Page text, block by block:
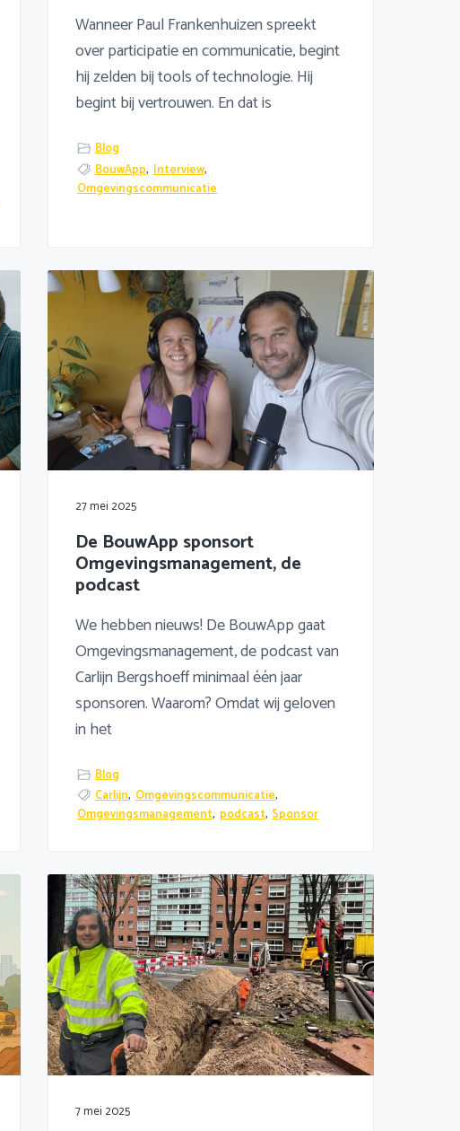
Wanneer Paul Frankenhuizen spreekt
over participatie en communicatie, begint
hij zelden bij tools of technologie. Hij
begint bij vertrouwen. En dat is
Blog
BouwApp, Interview,
Omgevingscommunicatie
27 mei 2025
De BouwApp sponsort
Omgevingsmanagement, de
podcast
We hebben nieuws! De BouwApp gaat
Omgevingsmanagement, de podcast van
Carlijn Bergshoeff minimaal één jaar
sponsoren. Waarom? Omdat wij geloven
in het
Blog
Carlijn, Omgevingscommunicatie,
Omgevingsmanagement, podcast, Sponsor
7 mei 2025